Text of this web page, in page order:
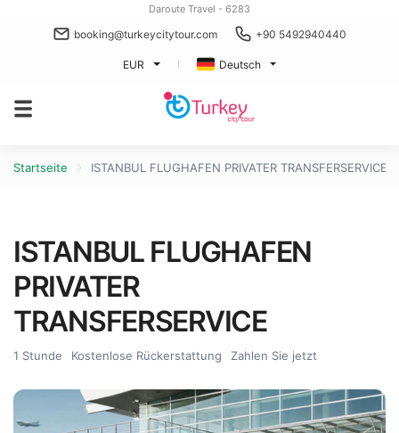
Daroute Travel - 6283
booking@turkeycitytour.com +90 5492940440
EUR Deutsch
Startseite ISTANBUL FLUGHAFEN PRIVATER TRANSFERSERVICE
ISTANBUL FLUGHAFEN
PRIVATER
TRANSFERSERVICE
1 Stunde Kostenlose Rückerstattung Zahlen Sie jetzt